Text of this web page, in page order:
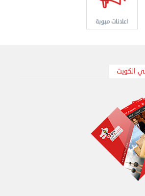
اعلانات مبوبة
الكويت